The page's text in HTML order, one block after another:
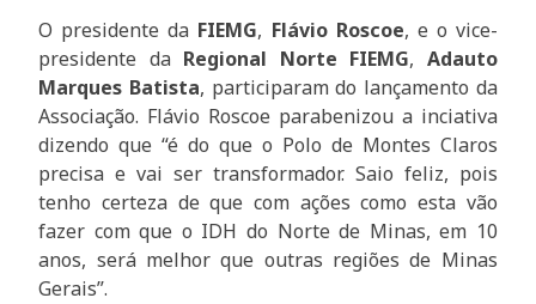
O presidente da FIEMG, Flávio Roscoe, e o vice-
presidente da Regional Norte FIEMG, Adauto
Marques Batista, participaram do lançamento da
Associação. Flávio Roscoe parabenizou a inciativa
dizendo que “é do que o Polo de Montes Claros
precisa e vai ser transformador. Saio feliz, pois
tenho certeza de que com ações como esta vão
fazer com que o IDH do Norte de Minas, em 10
anos, será melhor que outras regiões de Minas
Gerais”.